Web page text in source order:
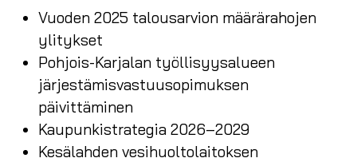
Vuoden 2025 talousarvion määrärahojen
ylitykset
Pohjois-Karjalan työllisyysalueen
järjestämisvastuusopimuksen
päivittäminen
Kaupunkistrategia 2026–2029
Kesälahden vesihuoltolaitoksen